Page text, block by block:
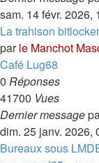
sam. 14 févr. 2026,
La trahison bitlocker
parle Manchot
Café Lug68
0 Réponses
41700 Vues
Dernier message
dim. 25 janv. 2026,
Bureaux sous